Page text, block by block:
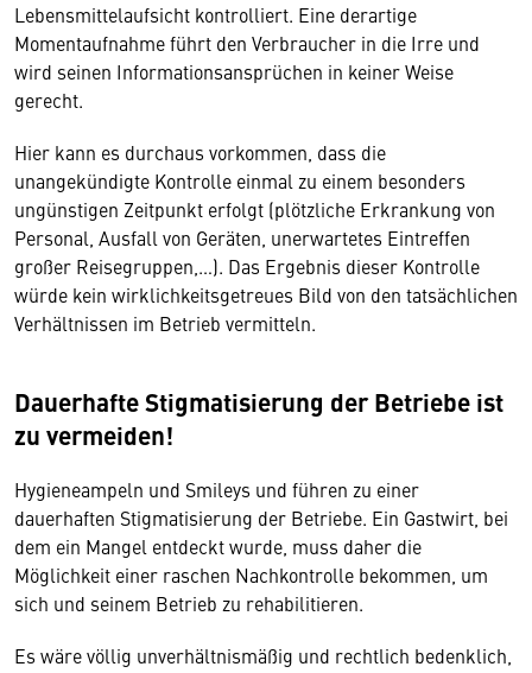
Lebensmittelaufsicht kontrolliert. Eine derartige
Momentaufnahme führt den Verbraucher in die Irre und
wird seinen Informationsansprüchen in keiner Weise
gerecht.
Hier kann es durchaus vorkommen, dass die
unangekündigte Kontrolle einmal zu einem besonders
ungünstigen Zeitpunkt erfolgt (plötzliche Erkrankung von
Personal, Ausfall von Geräten, unerwartetes Eintreffen
großer Reisegruppen,…). Das Ergebnis dieser Kontrolle
würde kein wirklichkeitsgetreues Bild von den tatsächlichen
Verhältnissen im Betrieb vermitteln.
Dauerhafte Stigmatisierung der Betriebe ist
zu vermeiden!
Hygieneampeln und Smileys und führen zu einer
dauerhaften Stigmatisierung der Betriebe. Ein Gastwirt, bei
dem ein Mangel entdeckt wurde, muss daher die
Möglichkeit einer raschen Nachkontrolle bekommen, um
sich und seinem Betrieb zu rehabilitieren.
Es wäre völlig unverhältnismäßig und rechtlich bedenklich,